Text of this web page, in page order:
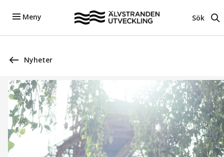
Meny Sök
Nyheter
filmen